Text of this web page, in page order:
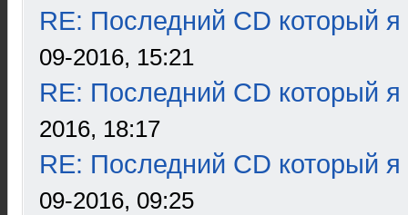
RE: Последний CD который я
09-2016, 15:21
RE: Последний CD который я
2016, 18:17
RE: Последний CD который я
09-2016, 09:25